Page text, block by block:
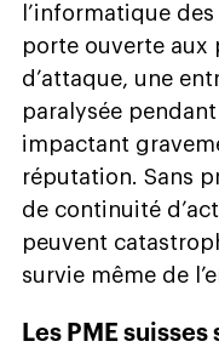
l’informatique
porte ouverte aux
d’attaque, une
paralysée
impactant
réputation. Sans
de continuité
peuvent
survie même de
Les PME